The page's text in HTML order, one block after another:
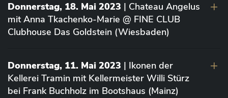
Donnerstag, 18. Mai 2023 | Chateau Angelus
mit Anna Tkachenko-Marie @ FINE CLUB
Clubhouse Das Goldstein (Wiesbaden)
Donnerstag, 11. Mai 2023 | Ikonen der
Kellerei Tramin mit Kellermeister Willi Stürz
bei Frank Buchholz im Bootshaus (Mainz)